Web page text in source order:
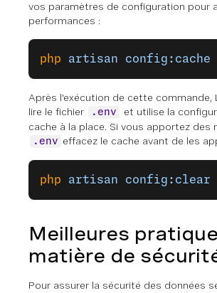
vos paramètres de configuration pour
performances :
php artisan config:cache
Après l'exécution de cette commande,
lire le fichier
.env
et utilise la
cache à la place. Si vous apportez des
.env effacez le cache avant de les
php artisan config:clear
Meilleures
matière de
Pour assurer la sécurité des données